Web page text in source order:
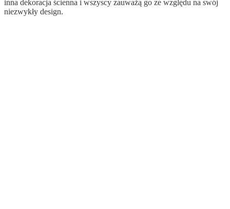
inna dekoracja ścienna i wszyscy zauważą go ze względu na swój
niezwykły design.